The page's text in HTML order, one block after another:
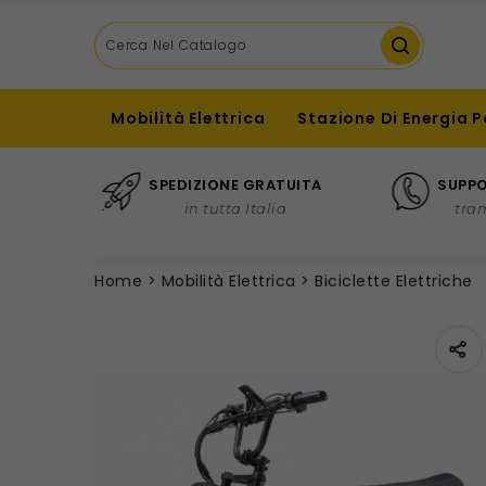
Mobilità Elettrica Stazione Di Energia
SPEDIZIONE GRATUITA
in tutta Italia
Home Mobilità Elettrica Biciclette Elettriche